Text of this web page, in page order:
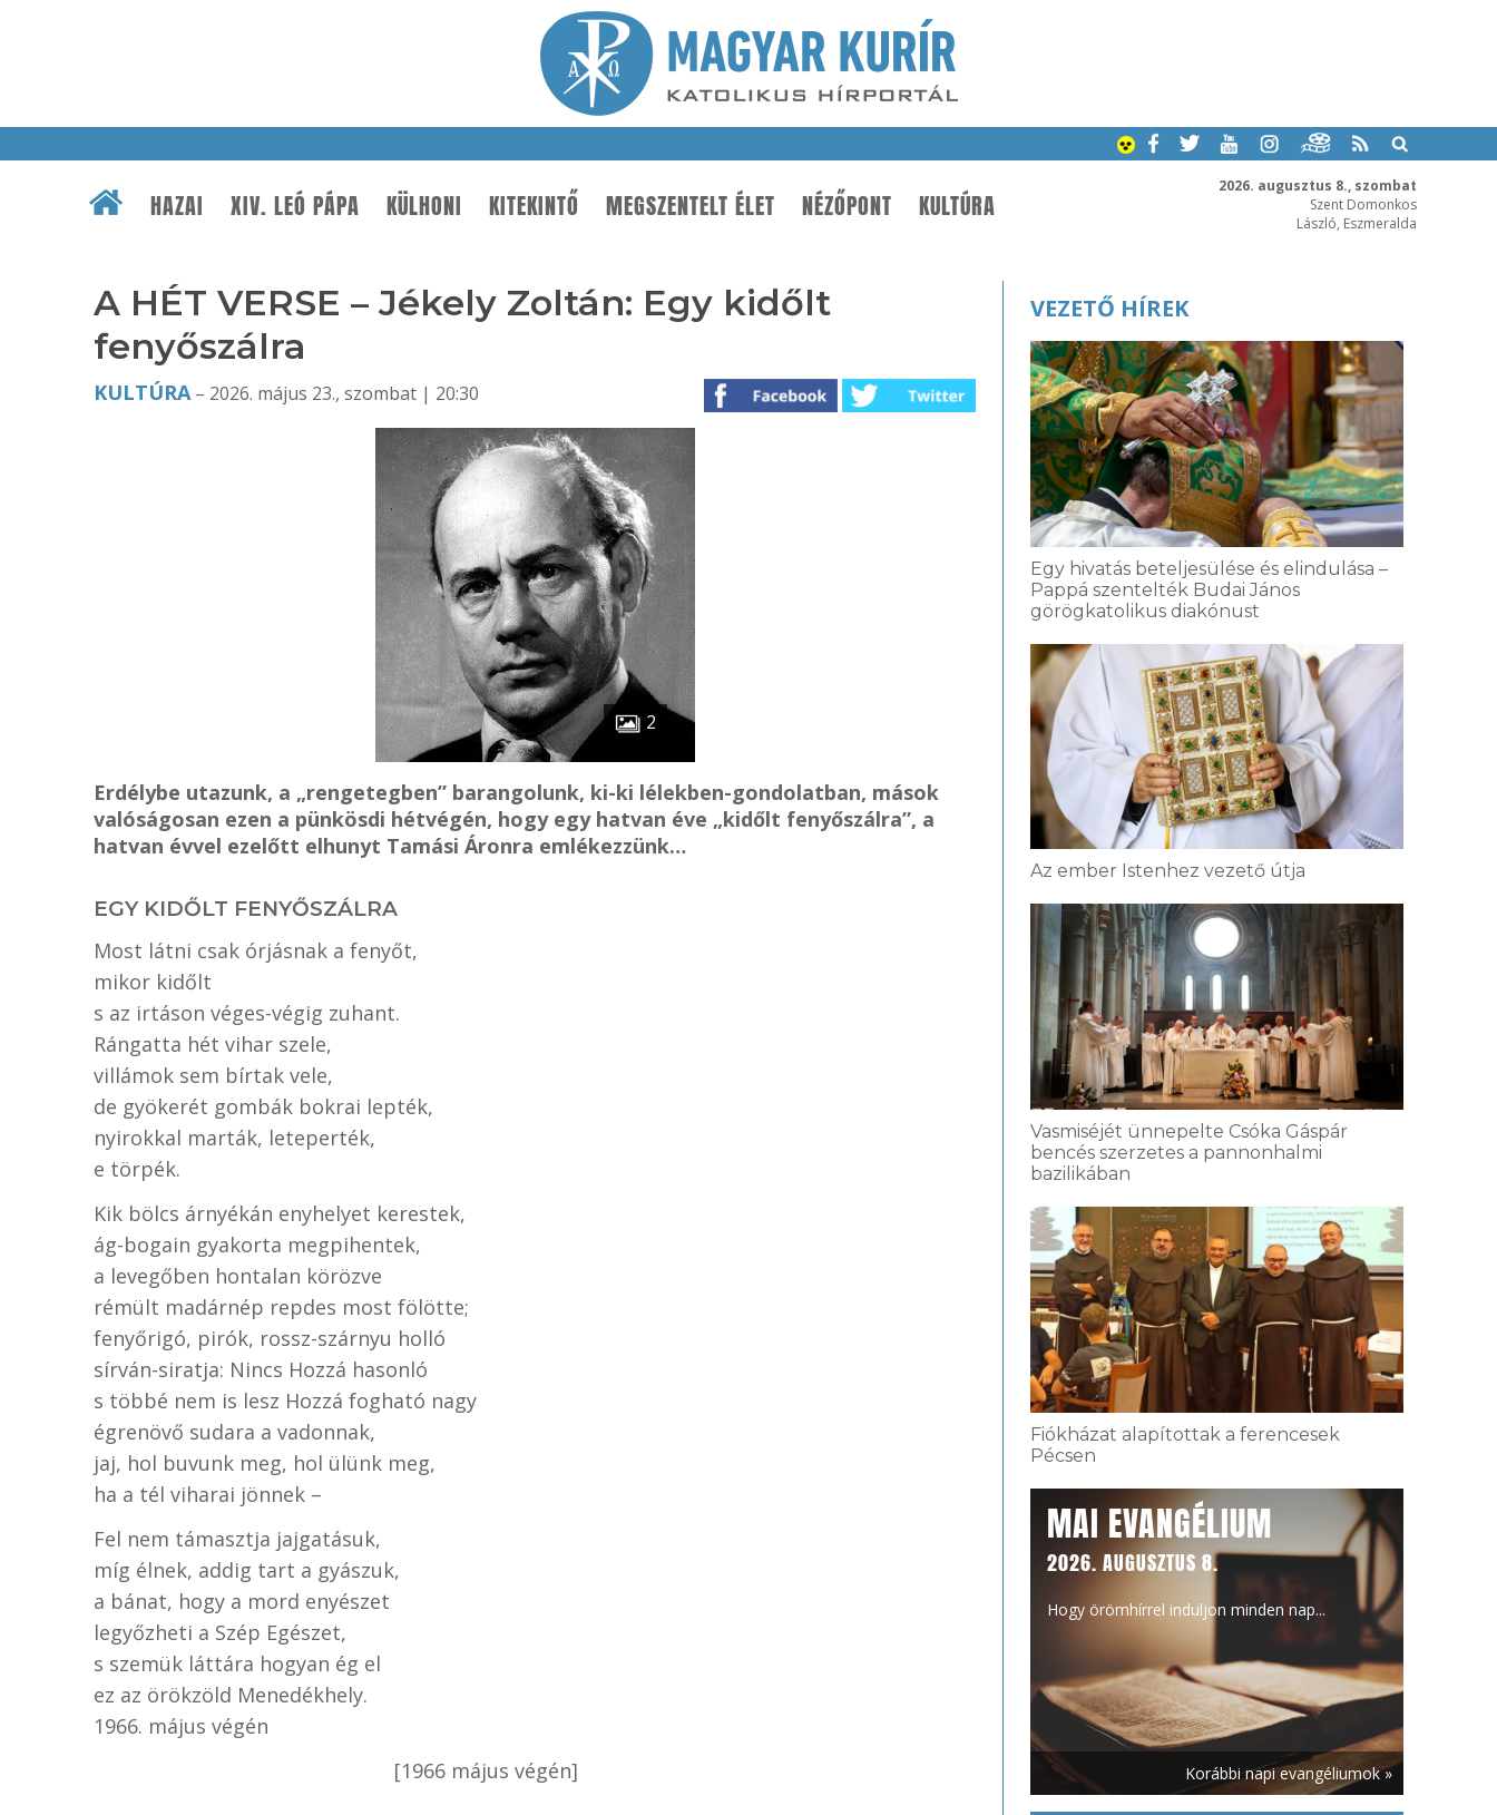
2026. augusztus 8., szombat
Szent Domonkos
László, Eszmeralda
HAZAI XIV. LEÓ PÁPA KÜLHONI KITEKINTŐ MEGSZENTELT ÉLET NÉZŐPONT KULTÚRA
A HÉT VERSE – Jékely Zoltán: Egy kidőlt
fenyőszálra
KULTÚRA– 2026. május 23., szombat | 20:30
2
Erdélybe utazunk, a „rengetegben” barangolunk, ki-ki lélekben-gondolatban, mások
valóságosan ezen a pünkösdi hétvégén, hogy egy hatvan éve „kidőlt fenyőszálra”, a
hatvan évvel ezelőtt elhunyt Tamási Áronra emlékezzünk…
EGY KIDŐLT FENYŐSZÁLRA
Most látni csak órjásnak a fenyőt,
mikor kidőlt
s az irtáson véges-végig zuhant.
Rángatta hét vihar szele,
villámok sem bírtak vele,
de gyökerét gombák bokrai lepték,
nyirokkal marták, leteperték,
e törpék.
Kik bölcs árnyékán enyhelyet kerestek,
ág-bogain gyakorta megpihentek,
a levegőben hontalan körözve
rémült madárnép repdes most fölötte;
fenyőrigó, pirók, rossz-szárnyu holló
sírván-siratja: Nincs Hozzá hasonló
s többé nem is lesz Hozzá fogható nagy
égrenövő sudara a vadonnak,
jaj, hol buvunk meg, hol ülünk meg,
ha a tél viharai jönnek –
Fel nem támasztja jajgatásuk,
míg élnek, addig tart a gyászuk,
a bánat, hogy a mord enyészet
legyőzheti a Szép Egészet,
s szemük láttára hogyan ég el
ez az örökzöld Menedékhely.
1966. május végén
[1966 május végén]
VEZETŐ HÍREK
Egy hivatás beteljesülése és elindulása –
Pappá szentelték Budai János
görögkatolikus diakónust
Az ember Istenhez vezető útja
Vasmiséjét ünnepelte Csóka Gáspár
bencés szerzetes a pannonhalmi
bazilikában
Fiókházat alapítottak a ferencesek
Pécsen
MAI EVANGÉLIUM
2026. AUGUSZTUS 8.
Hogy örömhírrel induljon minden nap...
Korábbi napi evangéliumok »